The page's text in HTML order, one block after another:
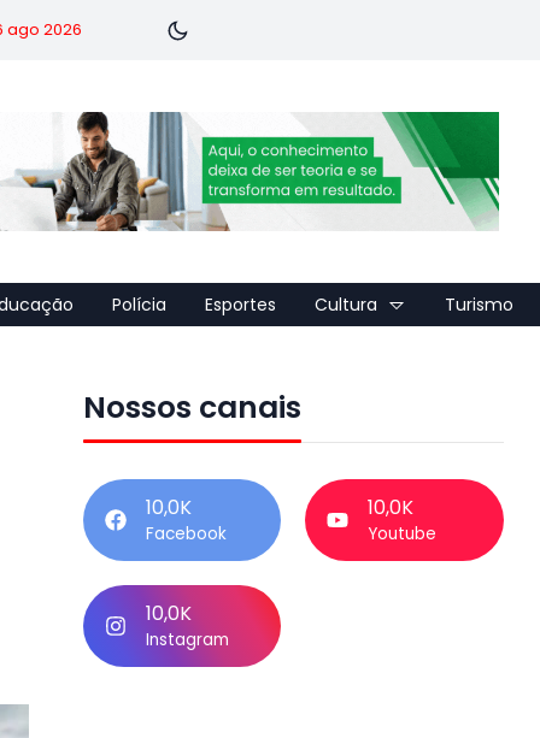
ago 2026
Polícia Esportes Cultura Turismo
Nossos canais
10,0K
Facebook
10,0K
Youtube
10,0K
Instagram